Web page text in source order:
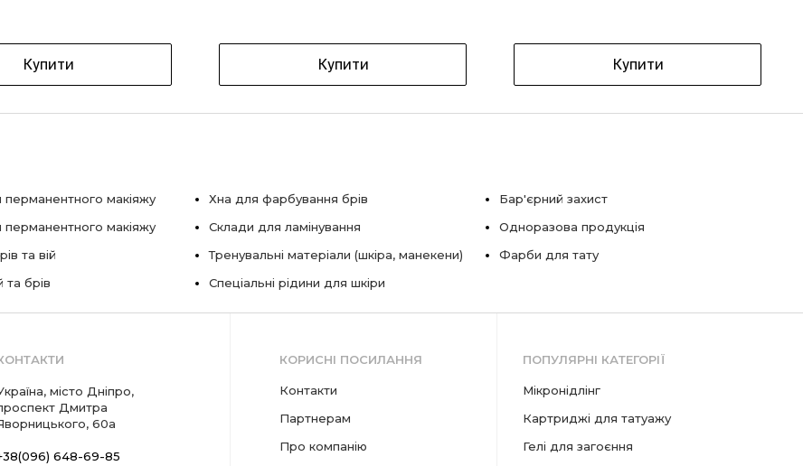
Купити Купити Купити
макіяжу
перманентного макіяжу
та вій
та брів
Хна для фарбування брів
Склади для ламінування
Тренувальні матеріали (шкіра, манекени)
Спеціальні рідини для шкіри
Бар'єрний захист
Одноразова продукція
Фарби для тату
місто Дніпро,
Дмитра
60а
648-69-85
КОРИСНІ ПОСИЛАННЯ
Контакти
Партнерам
Про компанію
ПОПУЛЯРНІ КАТЕГОРІЇ
мікронідлінг
картриджі для татуажу
гелі для загоєння